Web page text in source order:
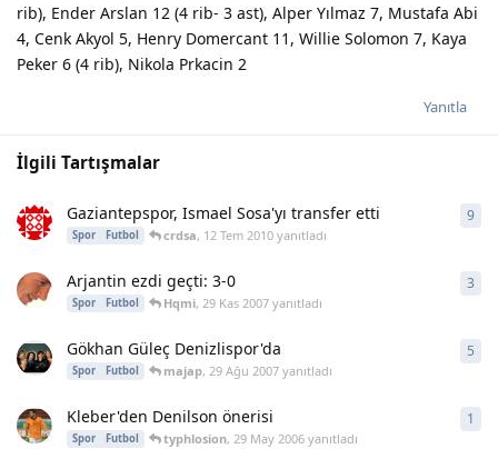
rib), Ender Arslan 12 (4 rib- 3 ast), Alper Yılmaz 7, Mustafa Abi
4, Cenk Akyol 5, Henry Domercant 11, Willie Solomon 7, Kaya
Peker 6 (4 rib), Nikola Prkacin 2
Yanıtla
İlgili Tartışmalar
Gaziantepspor, Ismael Sosa'yı transfer etti
Spor Futbol crdsa, 12 Tem 2010yanıtladı
9
Arjantin ezdi geçti: 3-0
Spor Futbol Hqmi, 29 Kas 2007yanıtladı
3
Gökhan Güleç Denizlispor'da
Spor Futbol majap, 29 Ağu 2007yanıtladı
5
Kleber'den Denilson önerisi
Spor Futbol typhlosion, 29 May 2006yanıtladı
1